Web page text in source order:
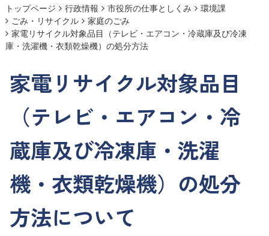
トップページ
行政情報 市役所の仕事としくみ
環境課
ごみ・リサイクル
家庭のごみ
家電リサイクル対象品目（テレビ・エアコン・冷蔵庫及び冷凍
庫・洗濯機・衣類乾燥機）の処分方法
家電リサイクル対象品目
（テレビ・エアコン・冷
蔵庫及び冷凍庫・洗濯
機・衣類乾燥機）の処分
方法について